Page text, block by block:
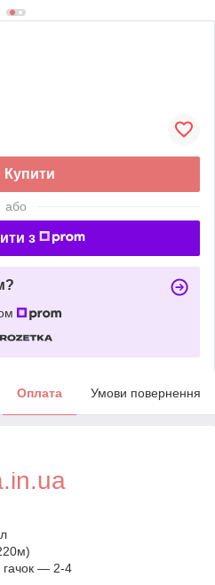
Купити
або
з
Оплата Умови повернення
гачок — 2-4